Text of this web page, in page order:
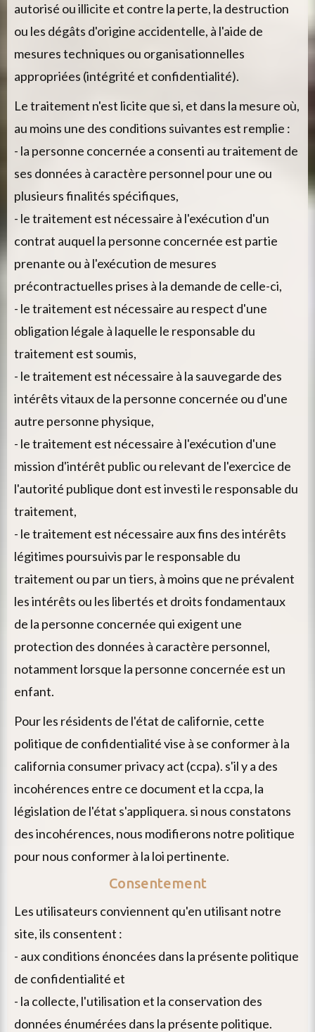
autorisé ou illicite et contre la perte, la destruction
ou les dégâts d'origine accidentelle, à l'aide de
mesures techniques ou organisationnelles
appropriées (intégrité et confidentialité).
le traitement n'est licite que si, et dans la mesure où,
au moins une des conditions suivantes est remplie :
- la personne concernée a consenti au traitement de
ses données à caractère personnel pour une ou
plusieurs finalités spécifiques,
- le traitement est nécessaire à l'exécution d'un
contrat auquel la personne concernée est partie
prenante ou à l'exécution de mesures
précontractuelles prises à la demande de celle-ci,
- le traitement est nécessaire au respect d'une
obligation légale à laquelle le responsable du
traitement est soumis,
- le traitement est nécessaire à la sauvegarde des
intérêts vitaux de la personne concernée ou d'une
autre personne physique,
- le traitement est nécessaire à l'exécution d'une
mission d'intérêt public ou relevant de l'exercice de
l'autorité publique dont est investi le responsable du
traitement,
- le traitement est nécessaire aux fins des intérêts
légitimes poursuivis par le responsable du
traitement ou par un tiers, à moins que ne prévalent
les intérêts ou les libertés et droits fondamentaux
de la personne concernée qui exigent une
protection des données à caractère personnel,
notamment lorsque la personne concernée est un
enfant.
pour les résidents de l'état de californie, cette
politique de confidentialité vise à se conformer à la
california consumer privacy act (ccpa). s'il y a des
incohérences entre ce document et la ccpa, la
législation de l'état s'appliquera. si nous constatons
des incohérences, nous modifierons notre politique
pour nous conformer à la loi pertinente.
Consentement
les utilisateurs conviennent qu'en utilisant notre
site, ils consentent :
- aux conditions énoncées dans la présente politique
de confidentialité et
- la collecte, l'utilisation et la conservation des
données énumérées dans la présente politique.